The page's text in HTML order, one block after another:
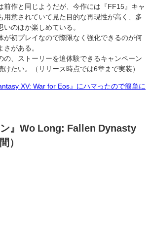
前作と同じようだが、今作には『FF15』キャ
用意されていて見た目的な再現性が高く、多
のほか楽しめている。
が初プレイなので際限なく強化できるのが何
さがある。
の、ストーリーを追体験できるキャンペーン
けたい。（リリース時点では6章まで実装）
XV: War for Eos』にハマったので簡単に
』Wo Long: Fallen Dynasty
）